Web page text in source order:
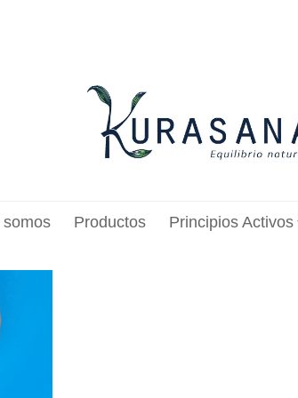
somos Productos Principios Activos